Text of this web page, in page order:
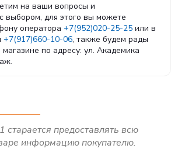
на ваши вопросы и
выбором, для этого вы можете
оператора +7(952)020-25-25 или в
+7(917)660-10-06, также будем рады
по адресу: ул. Академика
предоставлять всю
информацию покупателю.